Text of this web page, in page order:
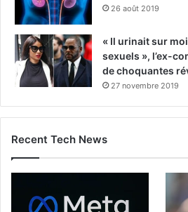
26 août 2019
« Il urinait sur
sexuels », l’ex-
de choquantes
27 novembre 2019
Recent Tech News